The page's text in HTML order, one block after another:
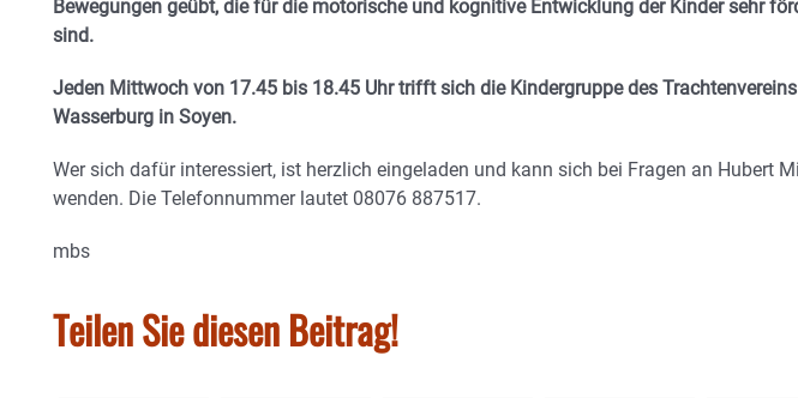
Bewegungen geübt, die für die motorische und kognitive Entwicklung der Kinder sehr
sind.
Jeden Mittwoch von 17.45 bis 18.45 Uhr trifft sich die Kindergruppe des Trachtenvereins
Wasserburg in Soyen.
Wer sich dafür interessiert, ist herzlich eingeladen und kann sich bei Fragen an Hubert
wenden. Die Telefonnummer lautet 08076 887517.
mbs
Teilen Sie diesen Beitrag!